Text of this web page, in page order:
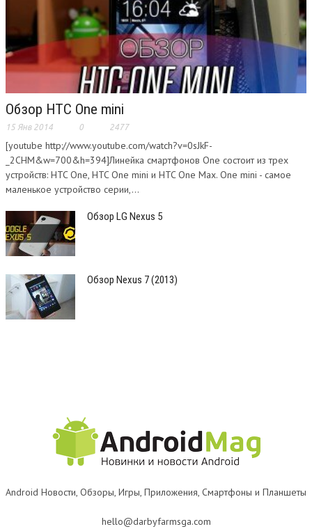
Обзор HTC One mini
15 Янв 2014 0 2477
[youtube http://www.youtube.com/watch?v=0sJkF-
_2CHM&w=700&h=394]Линейка смартфонов One состоит из трех
устройств: HTC One, HTC One mini и HTC One Max. One mini - самое
маленькое устройство серии,...
Обзор LG Nexus 5
Обзор Nexus 7 (2013)
Android Новости, Обзоры, Игры, Приложения, Смартфоны и Планшеты
hello@darbyfarmsga.com